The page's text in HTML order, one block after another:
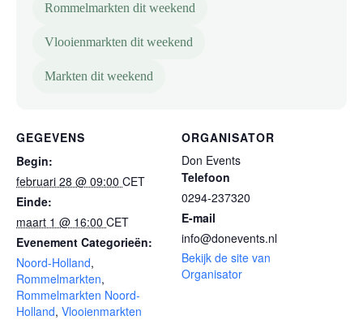
Rommelmarkten dit weekend
Vlooienmarkten dit weekend
Markten dit weekend
GEGEVENS
Begin:
februari 28 @ 09:00 CET
Einde:
maart 1 @ 16:00 CET
Evenement Categorieën:
Noord-Holland,
Rommelmarkten,
Rommelmarkten Noord-
Holland, Vlooienmarkten
ORGANISATOR
Don Events
Telefoon
0294-237320
E-mail
info@donevents.nl
Bekijk de site van
Organisator